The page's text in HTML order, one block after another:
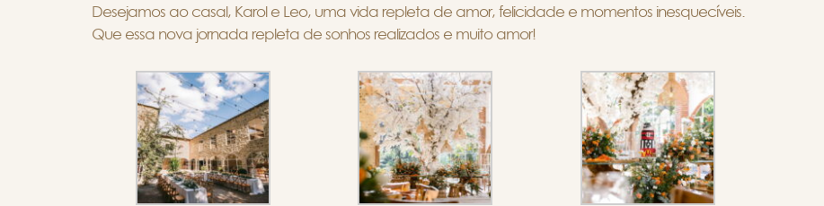
Desejamos ao casal, Karol e Leo, uma vida repleta de amor, felicidade e momentos inesquecíveis.
Que essa nova jornada repleta de sonhos realizados e muito amor!